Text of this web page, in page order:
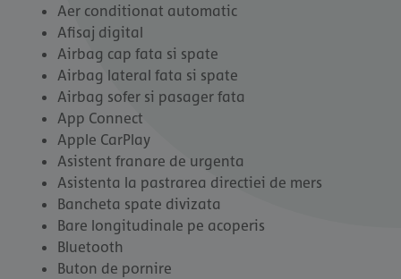
Aer conditionat automatic
Afisaj digital
Airbag cap fata si spate
Airbag lateral fata si spate
Airbag sofer si pasager fata
App Connect
Apple CarPlay
Asistent franare de urgenta
Asistenta la pastrarea directiei de mers
Bancheta spate divizata
Bare longitudinale pe acoperis
Bluetooth
Buton de pornire